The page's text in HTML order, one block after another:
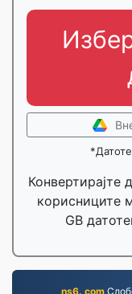
Конвертирајте
корисниците
GB
ns6. com